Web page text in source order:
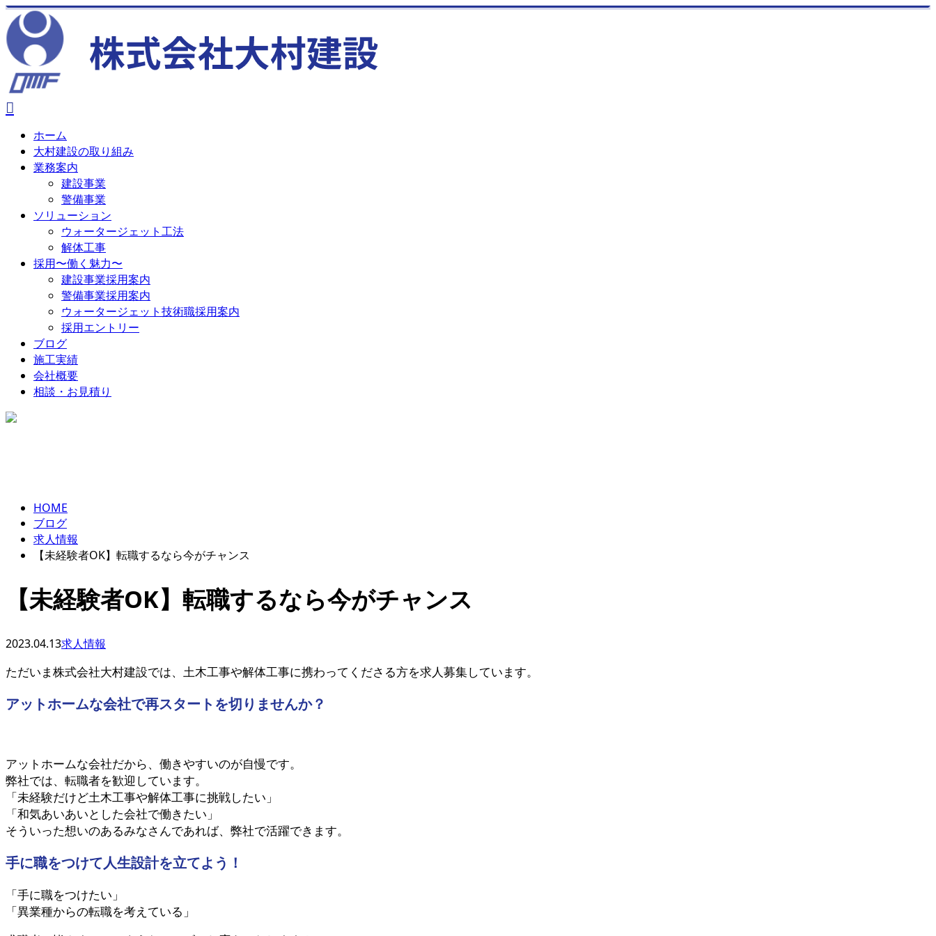
ホーム
大村建設の取り組み
業務案内
建設事業
警備事業
ソリューション
ウォータージェット工法
解体工事
採用〜働く魅力〜
建設事業採用案内
警備事業採用案内
ウォータージェット技術職採用案内
採用エントリー
ブログ
施工実績
会社概要
相談・お見積り
HOME
ブログ
求人情報
【未経験者OK】転職するなら今がチャンス
【未経験者OK】転職するなら今がチャンス
2023.04.13求人情報
ただいま株式会社大村建設では、土木工事や解体工事に携わってくださる方を求人募集しています。
アットホームな会社で再スタートを切りませんか？
アットホームな会社だから、働きやすいのが自慢です。
弊社では、転職者を歓迎しています。
「未経験だけど土木工事や解体工事に挑戦したい」
「和気あいあいとした会社で働きたい」
そういった想いのあるみなさんであれば、弊社で活躍できます。
手に職をつけて人生設計を立てよう！
「手に職をつけたい」
「異業種からの転職を考えている」